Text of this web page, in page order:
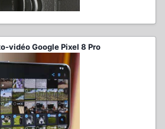
vidéo Google Pixel 8 Pro